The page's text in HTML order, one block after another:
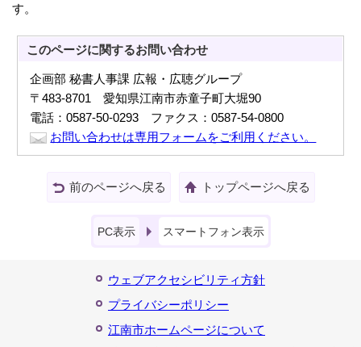
す。
このページに関するお問い合わせ
企画部 秘書人事課 広報・広聴グループ
〒483-8701 愛知県江南市赤童子町大堀90
電話：0587-50-0293 ファクス：0587-54-0800
お問い合わせは専用フォームをご利用ください。
前のページへ戻る トップページへ戻る
PC表示 スマートフォン表示
ウェブアクセシビリティ方針
プライバシーポリシー
江南市ホームページについて